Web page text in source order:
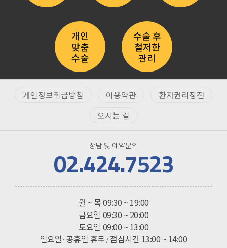
개인
맞춤
수술
수술 후
철저한
관리
개인정보취급방침 이용약관
환자권리장전
오시는 길
상담 및 예약문의
02.424.7523
진료시간
월 ~ 목09:30 ~ 19:00
금요일 09:30 ~ 20:00
토요일 09:00 ~ 13:00
일요일·공휴일 휴무 /점심시간 13:00 ~ 14:00